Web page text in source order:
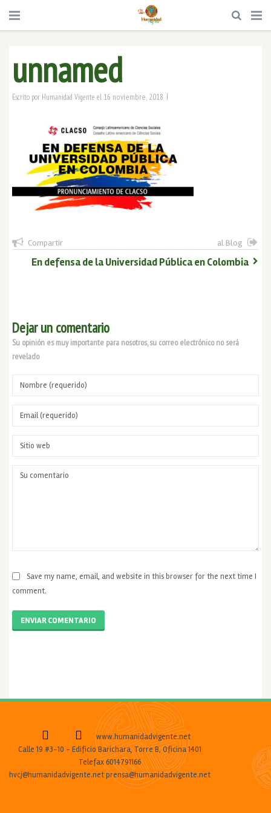
unnamed
Escrito por Humanidad Vigente el 16 noviembre, 2018 |
Compartir al Blog
En defensa de la Universidad Pública en Colombia
Dejar un comentario
Su opinión es muy importante para nosotros, su correo electrónico no será
revelado
Save my name, email, and website in this browser for the next time I
comment.
ENVIAR COMENTARIO
www.humanidadvigente.net
Calle 19 #3-10 - Edificio Barichara, Torre B, Oficina 1401
Telefax 6014791166
hvcj@humanidadvigente.net prensa@humanidadvigente.net